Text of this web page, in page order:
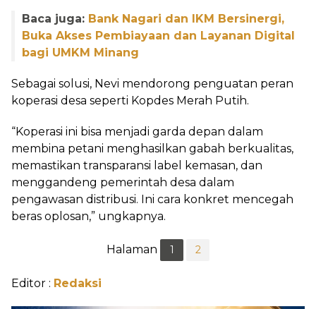
Baca juga: Bank Nagari dan IKM Bersinergi,
Buka Akses Pembiayaan dan Layanan Digital
bagi UMKM Minang
Sebagai solusi, Nevi mendorong penguatan peran
koperasi desa seperti Kopdes Merah Putih.
“Koperasi ini bisa menjadi garda depan dalam
membina petani menghasilkan gabah berkualitas,
memastikan transparansi label kemasan, dan
menggandeng pemerintah desa dalam
pengawasan distribusi. Ini cara konkret mencegah
beras oplosan,” ungkapnya.
Halaman 1 2
Editor : Redaksi